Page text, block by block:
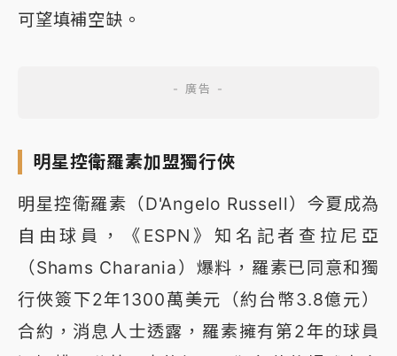
可望填補空缺。
明星控衛羅素加盟獨行俠
明星控衛羅素（D'Angelo Russell）今夏成為
自由球員，《ESPN》知名記者查拉尼亞
（Shams Charania）爆料，羅素已同意和獨
行俠簽下2年1300萬美元（約台幣3.8億元）
合約，消息人士透露，羅素擁有第2年的球員